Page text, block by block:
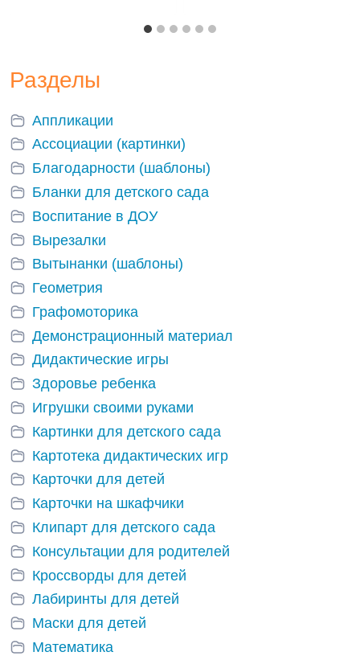
Разделы
Аппликации
Ассоциации (картинки)
Благодарности (шаблоны)
Бланки для детского сада
Воспитание в ДОУ
Вырезалки
Вытынанки (шаблоны)
Геометрия
Графомоторика
Демонстрационный материал
Дидактические игры
Здоровье ребенка
Игрушки своими руками
Картинки для детского сада
Картотека дидактических игр
Карточки для детей
Карточки на шкафчики
Клипарт для детского сада
Консультации для родителей
Кроссворды для детей
Лабиринты для детей
Маски для детей
Математика